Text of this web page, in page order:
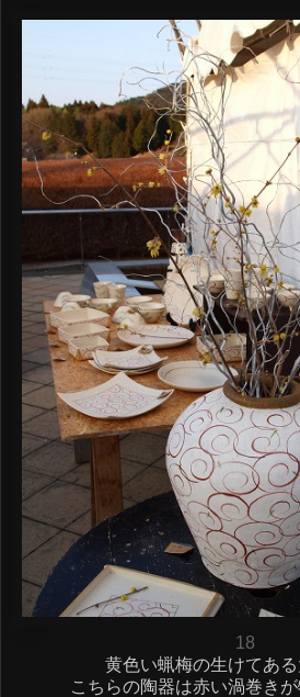
18
黄色い蝋梅の生けてある
こちらの陶器は赤い渦巻きが